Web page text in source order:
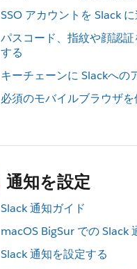
SSO アカウントを Slack
パスコード、指紋や顔認
する
キーチェーンに Slackへの
必須のモバイルブラウザを
通知を設定
Slack 通知ガイド
macOS BigSur での Slack
Slack 通知を設定する